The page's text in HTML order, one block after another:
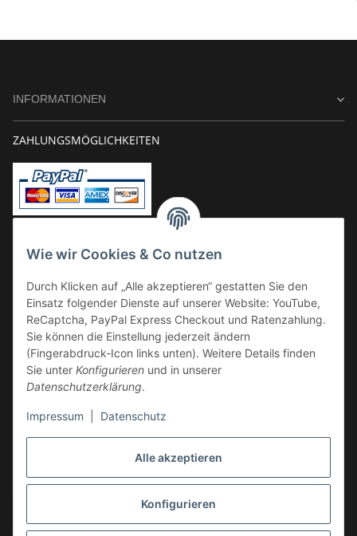
Alle akzeptieren
Konfigurieren
Wie wir Cookies & Co nutzen
Durch Klicken auf „Alle akzeptieren“ gestatten Sie den
Einsatz folgender Dienste auf unserer Website: YouTube,
ReCaptcha, PayPal Express Checkout und Ratenzahlung.
Sie können die Einstellung jederzeit ändern
(Fingerabdruck-Icon links unten). Weitere Details finden
Sie unter Konfigurieren und in unserer
Datenschutzerklärung.
Impressum Datenschutz
INFORMATIONEN
ZAHLUNGSMÖGLICHKEITEN
Kauf auf Rechnung
VERSAND
Vertrag widerrufen